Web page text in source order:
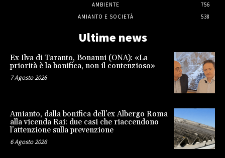
AMBIENTE
756
AMIANTO E SOCIETÀ
538
Ultime news
Ex Ilva di Taranto, Bonanni (ONA): «La
priorità è la bonifica, non il contenzioso»
7 Agosto 2026
Amianto, dalla bonifica dell’ex Albergo Roma
alla vicenda Rai: due casi che riaccendono
l’attenzione sulla prevenzione
6 Agosto 2026